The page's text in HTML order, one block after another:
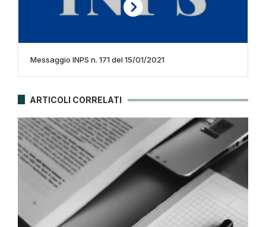
Messaggio INPS n. 171 del 15/01/2021
ARTICOLI CORRELATI